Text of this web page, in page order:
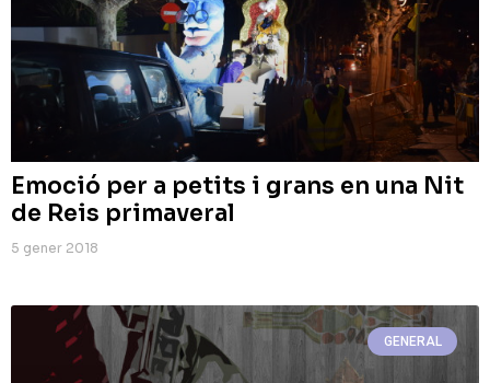
Emoció per a petits i grans en una Nit
de Reis primaveral
5 gener 2018
GENERAL